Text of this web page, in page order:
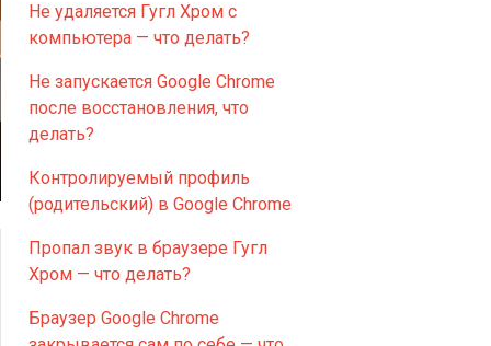
Не удаляется Гугл Хром с
компьютера — что делать?
Не запускается Google Chrome
после восстановления, что
делать?
Контролируемый профиль
(родительский) в Google Chrome
Пропал звук в браузере Гугл
Хром — что делать?
Браузер Google Chrome